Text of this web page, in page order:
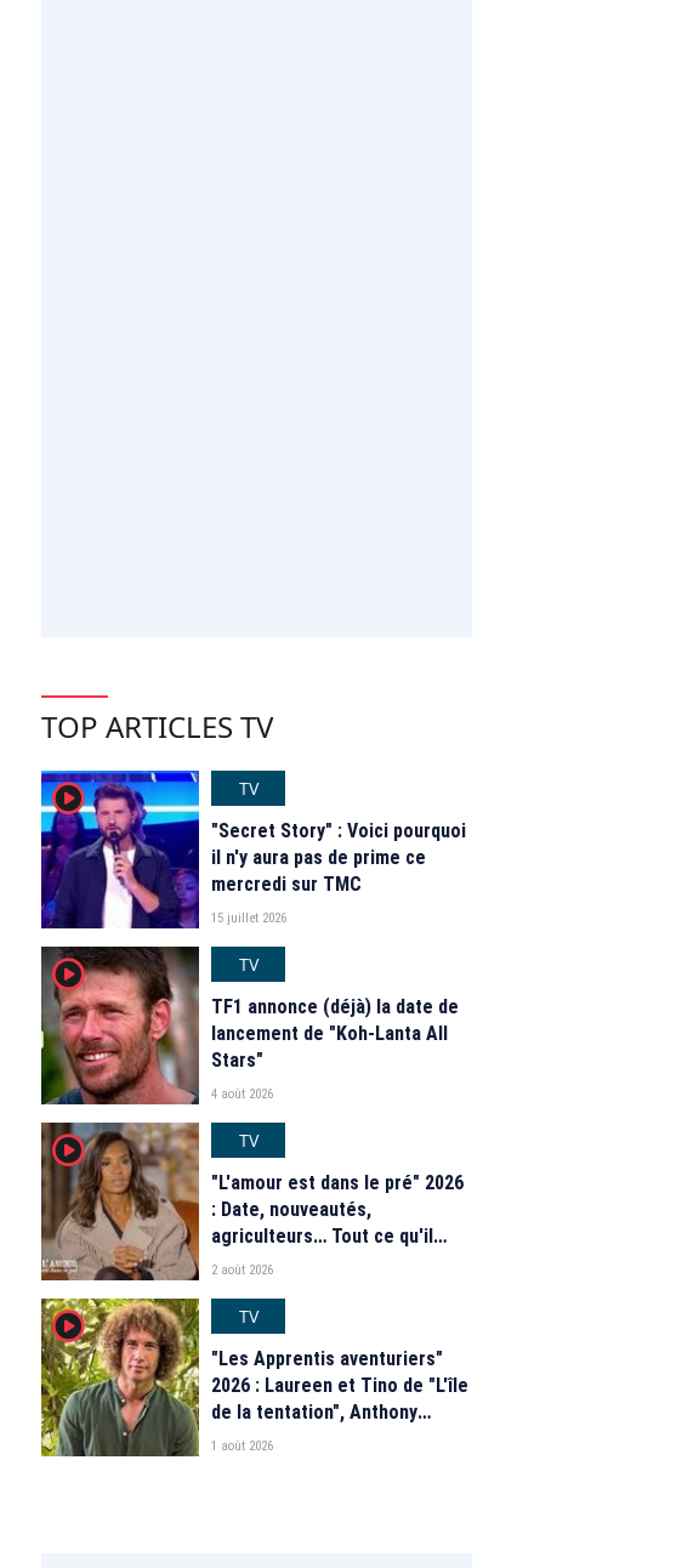
TOP ARTICLES TV
player2
TV
"Secret Story" : Voici pourquoi
il n'y aura pas de prime ce
mercredi sur TMC
15 juillet 2026
player2
TV
TF1 annonce (déjà) la date de
lancement de "Koh-Lanta All
Stars"
4 août 2026
player2
TV
"L'amour est dans le pré" 2026
: Date, nouveautés,
agriculteurs… Tout ce qu'il
faut savoir sur la saison 21 du
2 août 2026
player2
TV
"Les Apprentis aventuriers"
2026 : Laureen et Tino de "L'île
de la tentation", Anthony
Matéo, Jade Leboeuf... Le
1 août 2026